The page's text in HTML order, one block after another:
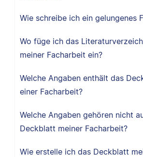
Wie schreibe ich ein gelungenes
Wo füge ich das
meiner Facharbeit ein?
Welche Angaben enthält das
einer Facharbeit?
Welche Angaben gehören nicht
Deckblatt meiner Facharbeit?
Wie erstelle ich das Deckblatt